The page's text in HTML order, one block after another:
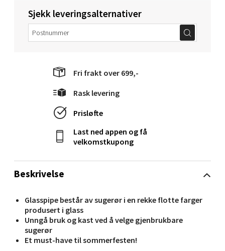
Beskrivelse
Glasspipe består av sugerør i en rekke flotte farger
produsert i glass
Unngå bruk og kast ved å velge gjenbrukbare
sugerør
Et must-have til sommerfesten!
Sjekk leveringsalternativer
Fri frakt over 699,-
Rask levering
Prisløfte
Last ned appen og få
velkomstkupong
Torget 1, 6413 Molde
Narvik - Thon Senter
Malmporten
Bolagsgata 1, 8514 Narvik
Åpent i dag 10-20
3 i butikk